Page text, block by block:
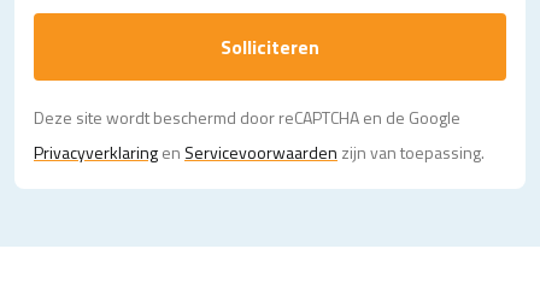
Solliciteren
Deze site wordt beschermd door reCAPTCHA en de Google
Privacy­verklaringen Servicevoorwaarden zijn van toepassing.